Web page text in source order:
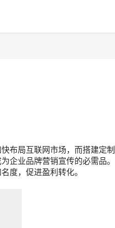
布局互联网市场，而搭建定
企业品牌营销宣传的必需品
度，促进盈利转化。